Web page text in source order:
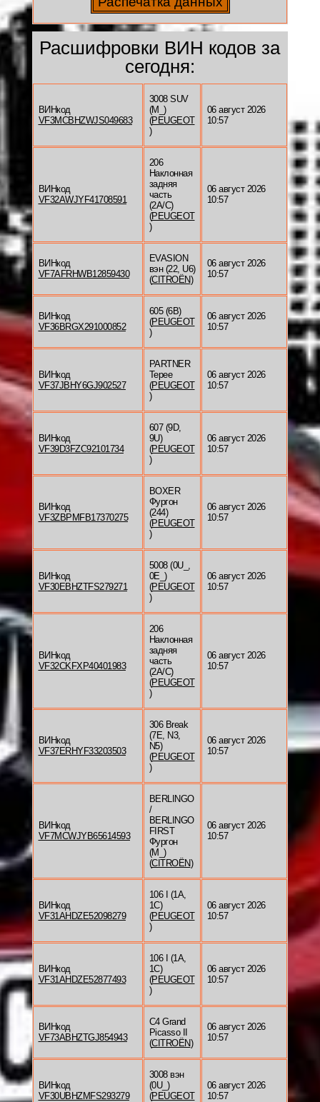
Расшифровки ВИН кодов за
сегодня:
ВИНкод
VF3MCBHZWJS049683
3008 SUV
(M_)
(PEUGEOT
)
06 август 2026
10:57
ВИНкод
VF32AWJYF41708591
206
Наклонная
задняя
часть
(2A/C)
(PEUGEOT
)
06 август 2026
10:57
ВИНкод
VF7AFRHWB12859430
EVASION
вэн (22, U6)
(CITROËN)
06 август 2026
10:57
ВИНкод
VF36BRGX291000852
605 (6B)
(PEUGEOT
)
06 август 2026
10:57
ВИНкод
VF37JBHY6GJ902527
PARTNER
Tepee
(PEUGEOT
)
06 август 2026
10:57
ВИНкод
VF39D3FZC92101734
607 (9D,
9U)
(PEUGEOT
)
06 август 2026
10:57
ВИНкод
VF3ZBPMFB17370275
BOXER
Фургон
(244)
(PEUGEOT
)
06 август 2026
10:57
ВИНкод
VF30EBHZTFS279271
5008 (0U_,
0E_)
(PEUGEOT
)
06 август 2026
10:57
ВИНкод
VF32CKFXP40401983
206
Наклонная
задняя
часть
(2A/C)
(PEUGEOT
)
06 август 2026
10:57
ВИНкод
VF37ERHYF33203503
306 Break
(7E, N3,
N5)
(PEUGEOT
)
06 август 2026
10:57
ВИНкод
VF7MCWJYB65614593
BERLINGO
/
BERLINGO
FIRST
Фургон
(M_)
(CITROËN)
06 август 2026
10:57
ВИНкод
VF31AHDZE52098279
106 I (1A,
1C)
(PEUGEOT
)
06 август 2026
10:57
ВИНкод
VF31AHDZE52877493
106 I (1A,
1C)
(PEUGEOT
)
06 август 2026
10:57
ВИНкод
VF73ABHZTGJ854943
C4 Grand
Picasso II
(CITROËN)
06 август 2026
10:57
ВИНкод
VF30UBHZMFS293279
3008 вэн
(0U_)
(PEUGEOT
06 август 2026
10:57